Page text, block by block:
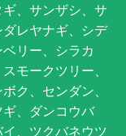
、サンザシ、サ
レヤナギ、シデ
リー、シラカ
モークツリー、
ク、センダン、
、ダンコウバ
、ツクバネウツ